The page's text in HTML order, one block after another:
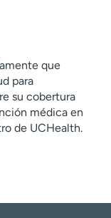
que
para
su cobertura
médica en
de UCHealth.